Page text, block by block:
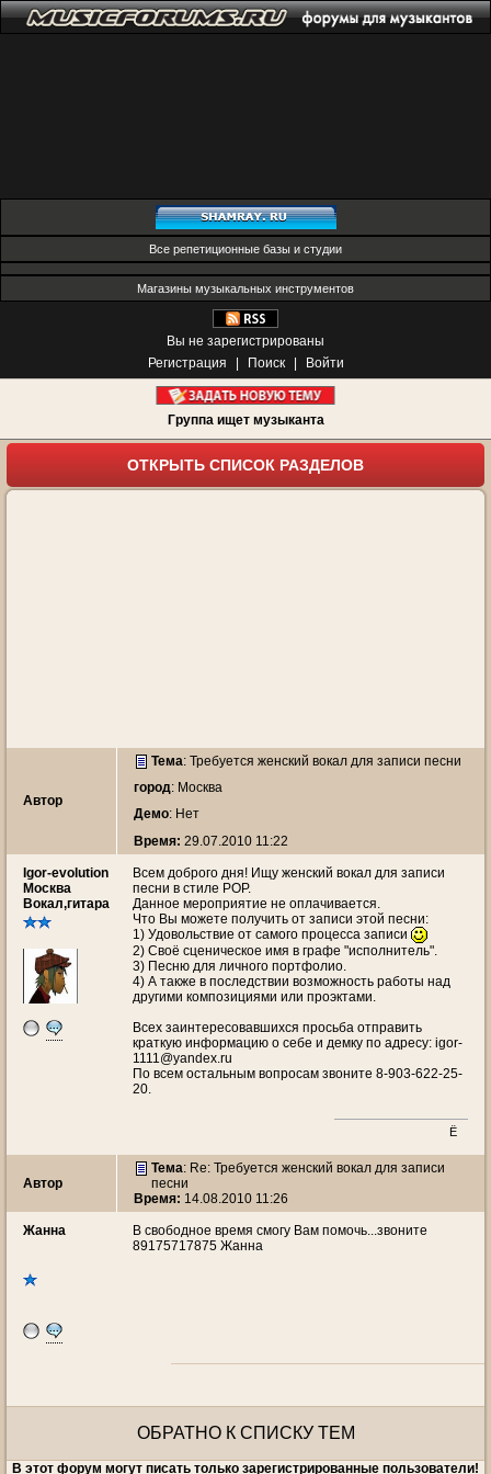
Все репетиционные базы и студии
Магазины музыкальных инструментов
Вы не зарегистрированы
Регистрация
Поиск Войти
Группа ищет музыканта
ОТКРЫТЬ СПИСОК РАЗДЕЛОВ
Автор
Тема: Требуется женский вокал для записи песни
город: Москва
Демо: Нет
Время: 29.07.2010 11:22
Igor-evolution
Москва
Вокал,гитара
Всем доброго дня! Ищу женский вокал для записи
песни в стиле POP.
Данное мероприятие не оплачивается.
Что Вы можете получить от записи этой песни:
1) Удовольствие от самого процесса записи
2) Своё сценическое имя в графе "исполнитель".
3) Песню для личного портфолио.
4) А также в последствии возможность работы над
другими композициями или проэктами.
Всех заинтересовавшихся просьба отправить
краткую информацию о себе и демку по адресу: igor-
1111@yandex.ru
По всем остальным вопросам звоните 8-903-622-25-
20.
Ё
Автор
Тема: Re: Требуется женский вокал для записи
песни
Время: 14.08.2010 11:26
Жанна
В свободное время смогу Вам помочь...звоните
89175717875 Жанна
ОБРАТНО К СПИСКУ ТЕМ
В этот форум могут писать только зарегистрированные пользователи!